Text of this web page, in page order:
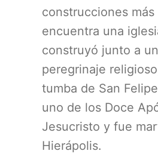
construcciones
encuentra una
construyó junto a
peregrinaje
tumba de San
uno de los Doce
Jesucristo y fue
Hierápolis.